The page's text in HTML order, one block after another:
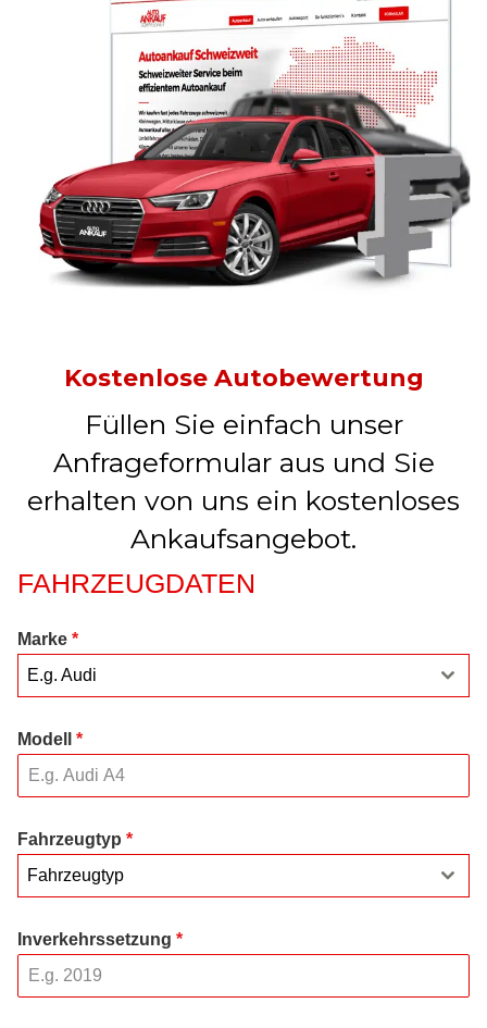
Kostenlose Autobewertung
Füllen Sie einfach unser
Anfrageformular aus und Sie
erhalten von uns ein kostenloses
Ankaufsangebot.
FAHRZEUGDATEN
Marke *
E.g. Audi
Modell *
Fahrzeugtyp *
Fahrzeugtyp
Inverkehrssetzung *